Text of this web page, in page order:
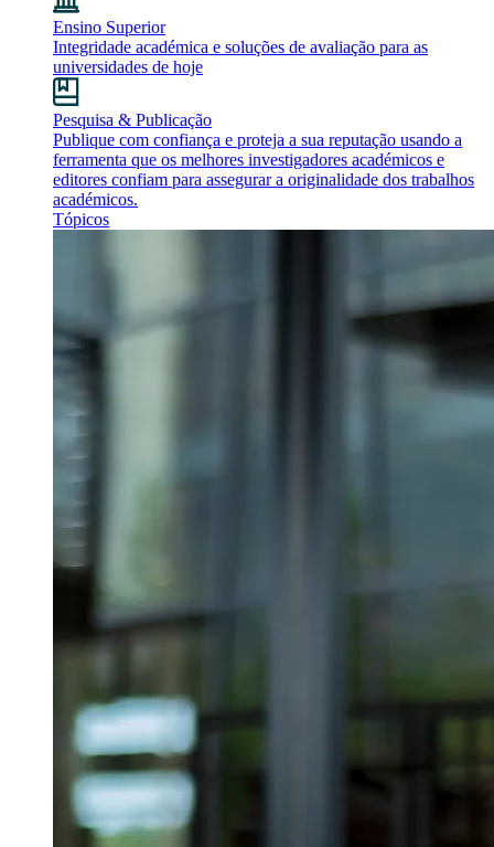
Ensino Superior
Integridade académica e soluções de avaliação para as
universidades de hoje
Pesquisa & Publicação
Publique com confiança e proteja a sua reputação usando a
ferramenta que os melhores investigadores académicos e
editores confiam para assegurar a originalidade dos trabalhos
académicos.
Tópicos